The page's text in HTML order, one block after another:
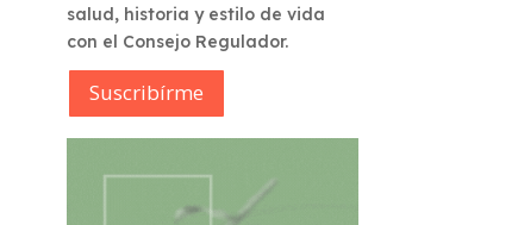
salud, historia y estilo de vida
con el Consejo Regulador.
Suscribírme